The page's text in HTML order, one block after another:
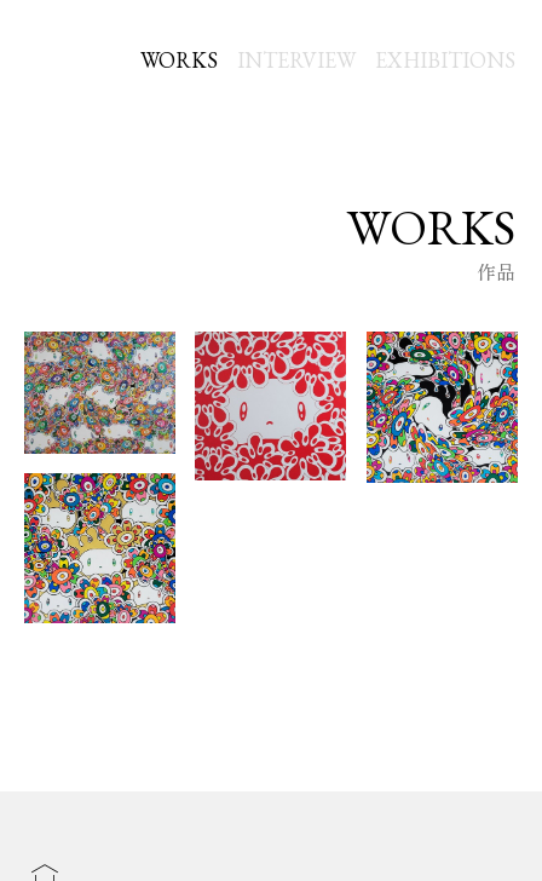
◇THE SQUARE VOL.3(横浜赤レンガ)
◇第15回「躍動する現代作家展」入選(福岡)
◇47都道府県日本全国アートの旅in銀座(東京)
◇Independent TOKYO 2025(東京)
WORKS INTERVIEW EXHIBITIONS
WORKS
作品